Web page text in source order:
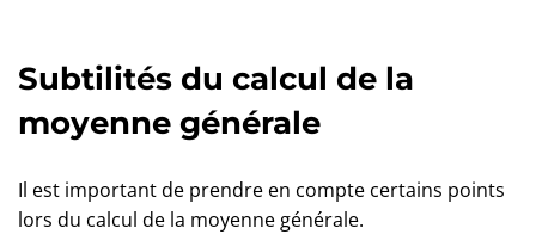
Subtilités du calcul de la
moyenne générale
Il est important de prendre en compte certains points
lors du calcul de la moyenne générale.